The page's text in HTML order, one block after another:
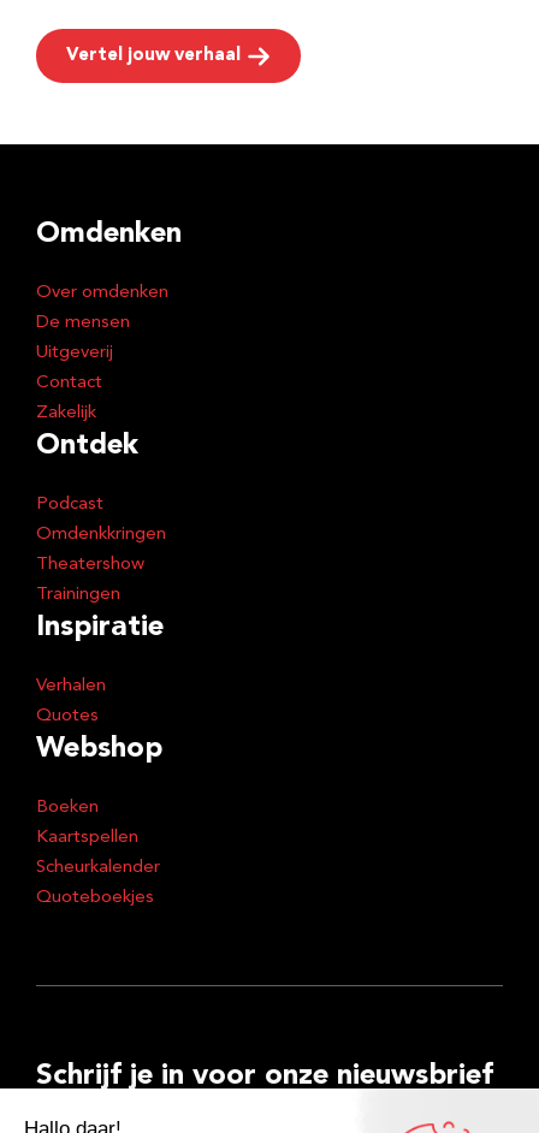
Vertel jouw verhaal
Omdenken
Over omdenken
De mensen
Uitgeverij
Contact
Zakelijk
Ontdek
Podcast
Omdenkkringen
Theatershow
Trainingen
Inspiratie
Verhalen
Quotes
Webshop
Boeken
Kaartspellen
Scheurkalender
Quoteboekjes
Schrijf je in voor onze nieuwsbrief